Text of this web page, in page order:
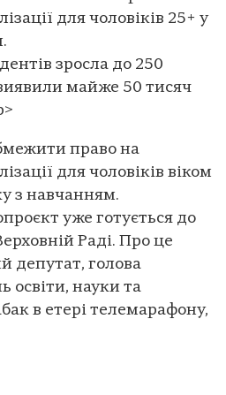
для чоловіків 25+ у
зросла до 250
майже 50 тисяч
право на
для чоловіків віком
з навчанням.
уже готується до
Раді. Про це
депутат, голова
освіти, науки та
в етері телемарафону,